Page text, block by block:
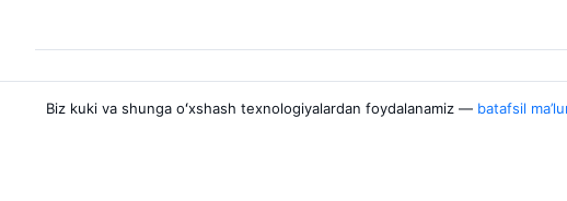
Biz kuki va shunga oʻxshash texnologiyalardan foydalanamiz — batafsil